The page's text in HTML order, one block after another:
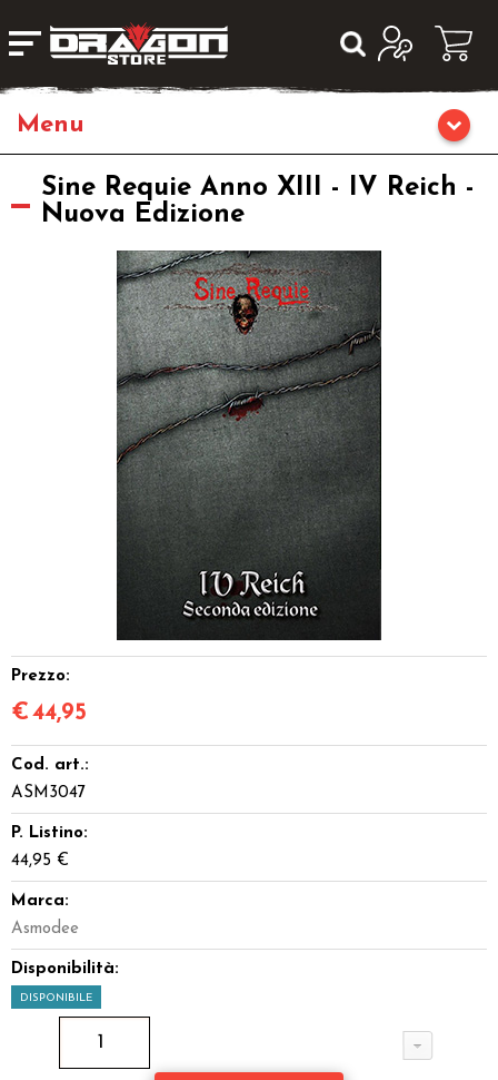
Giochi da Tavolo
Giochi di Carte Collezionabili
Sine Requie Anno XIII - IV Reich -
Nuova Edizione
Prezzo:
€44,95
Cod. art.:
ASM3047
P. Listino:
44,95 €
Marca:
Asmodee
Disponibilità:
DISPONIBILE